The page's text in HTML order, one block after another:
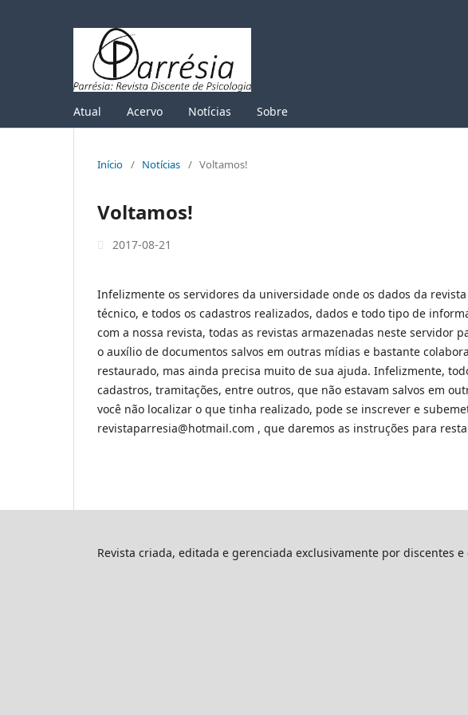
Atual Acervo Notícias Sobre
Início / Notícias / Voltamos!
Voltamos!
2017-08-21
Infelizmente os servidores da universidade onde os dados da
técnico, e todos os cadastros realizados, dados e todo tipo de
com a nossa revista, todas as revistas armazenadas neste servidor
o auxílio de documentos salvos em outras mídias e bastante
restaurado, mas ainda precisa muito de sua ajuda. Infelizmente,
cadastros, tramitações, entre outros, que não estavam salvos em
você não localizar o que tinha realizado, pode se inscrever e
revistaparresia@hotmail.com , que daremos as instruções para
Revista criada, editada e gerenciada exclusivamente por discentes